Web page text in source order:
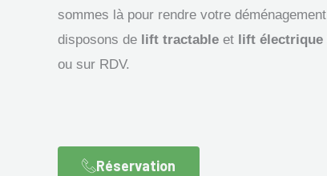
sommes là pour rendre votre
disposons de lift tractable et lift électrique
ou sur RDV.
Réservation